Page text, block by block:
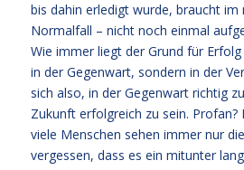
bis dahin erledigt wurde, braucht im
Normalfall – nicht noch einmal
Wie immer liegt der Grund für
in der Gegenwart, sondern in der
sich also, in der Gegenwart richtig
Zukunft erfolgreich zu sein. Profan?
viele Menschen sehen immer nur
vergessen, dass es ein mitunter